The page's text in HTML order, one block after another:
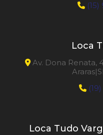
Loca
Av. Dona Renata,
Loca Tudo